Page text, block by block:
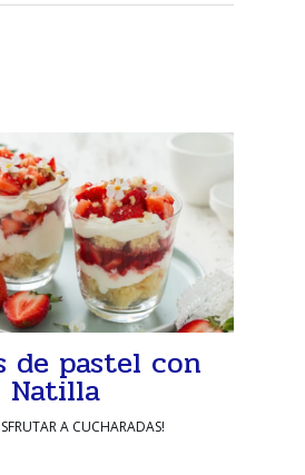
de pastel con
Natilla
A CUCHARADAS!